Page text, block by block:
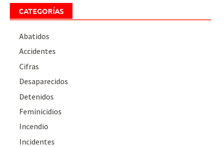
CATEGORÍAS
Abatidos
Accidentes
Cifras
Desaparecidos
Detenidos
Feminicidios
Incendio
Incidentes